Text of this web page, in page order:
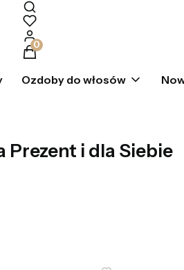
Produkty w koszyku: 0.
Ozdoby do włosów
Prezent i dla Siebie